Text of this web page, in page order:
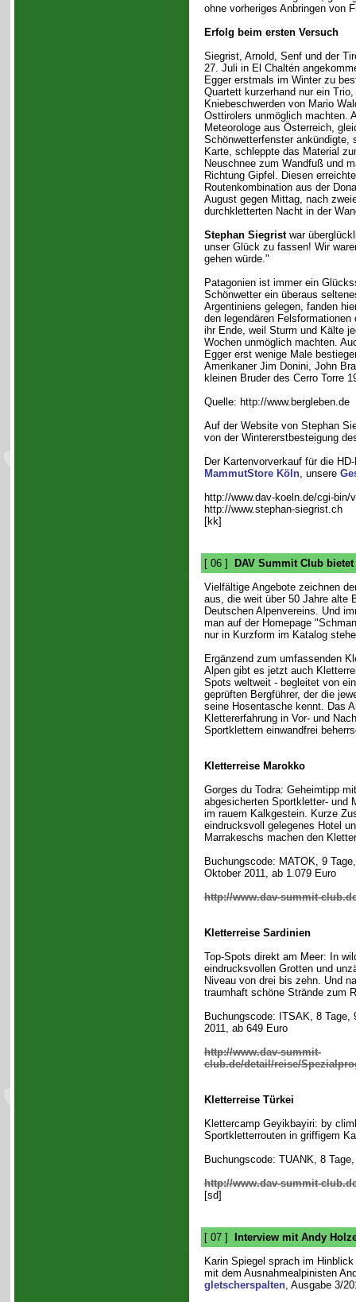
ohne vorheriges Anbringen von
Erfolg beim ersten Versuch
Siegrist, Arnold, Senf und der
27. Juli in El Chaltén
Egger erstmals im Winter zu
Quartett kurzerhand nur ein
Kniebeschwerden von Mario
Osttirolers unmöglich machten.
Meteorologe aus Österreich,
Schönwetterfenster ankündigte,
Karte, schleppte das Material
Neuschnee zum Wandfuß und
Richtung Gipfel. Diesen
Routenkombination aus der
August gegen Mittag, nach
durchkletterten Nacht in der
Stephan Siegristwar
unser Glück zu fassen! Wir
gehen würde."
Patagonien ist immer ein
Schönwetter ein überaus
Argentiniens gelegen, fanden
den legendären
ihr Ende, weil Sturm und Kälte
Wochen unmöglich machten.
Egger erst wenige Male
Amerikaner Jim Donini, John
kleinen Bruder des Cerro Torre
Quelle: http://www.bergleben.de
Auf der Website von Stephan
von der Wintererstbesteigung
Der Kartenvorverkauf für die
MammutStore Köln, unsere
http://www.dav-koeln.de/cgi-bin/
http://www.stephan-siegrist.ch
[kk]
[ 06 ]
DAV Summit Club
Vielfältige Angebote zeichnen
aus, die weit über 50 Jahre alte
Deutschen Alpenvereins. Und
man auf der Homepage
nur in Kurzform im Katalog
Ergänzend zum umfassenden
Alpen gibt es jetzt auch
Spots weltweit - begleitet von
geprüften Bergführer, der die
seine Hosentasche kennt. Das
Klettererfahrung in Vor- und
Sportklettern einwandfrei
Kletterreise Marokko
Gorges du Todra: Geheimtipp
abgesicherten Sportkletter- und
im rauem Kalkgestein. Kurze
eindrucksvoll gelegenes Hotel
Marrakeschs machen den
Buchungscode: MATOK, 9
Oktober 2011, ab 1.079 Euro
http://www.dav-summit-
Kletterreise Sardinien
Top-Spots direkt am Meer: In
eindrucksvollen Grotten und
Niveau von drei bis zehn. Und
traumhaft schöne Strände zum
Buchungscode: ITSAK, 8 Tage,
2011, ab 649 Euro
http://www.dav-summit-
club.de/detail/reise/
Kletterreise Türkei
Klettercamp Geyikbayiri: by
Sportkletterrouten in griffigem
Buchungscode: TUANK, 8
http://www.dav-summit-
[sd]
[ 07 ]
Interview mit Andy
Karin Spiegel sprach im
mit dem Ausnahmealpinisten
gletscherspalten, Ausgabe 3/